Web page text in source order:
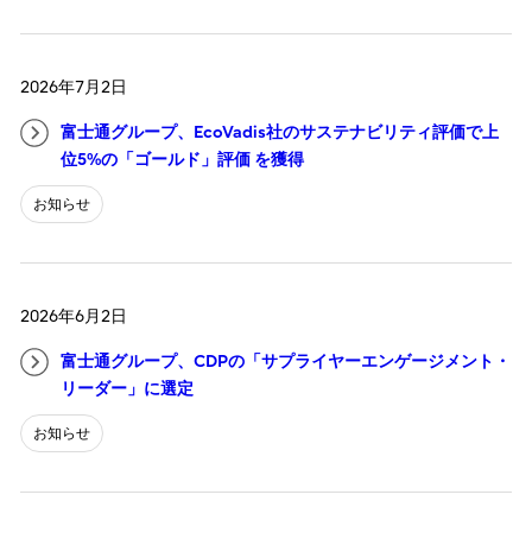
2026年7月2日
富士通グループ、EcoVadis社のサステナビリティ評価で上
位5%の「ゴールド」評価 を獲得
お知らせ
2026年6月2日
富士通グループ、CDPの「サプライヤーエンゲージメント・
リーダー」に選定
お知らせ